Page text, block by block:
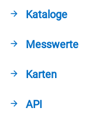
Kataloge
Messwerte
Karten
API